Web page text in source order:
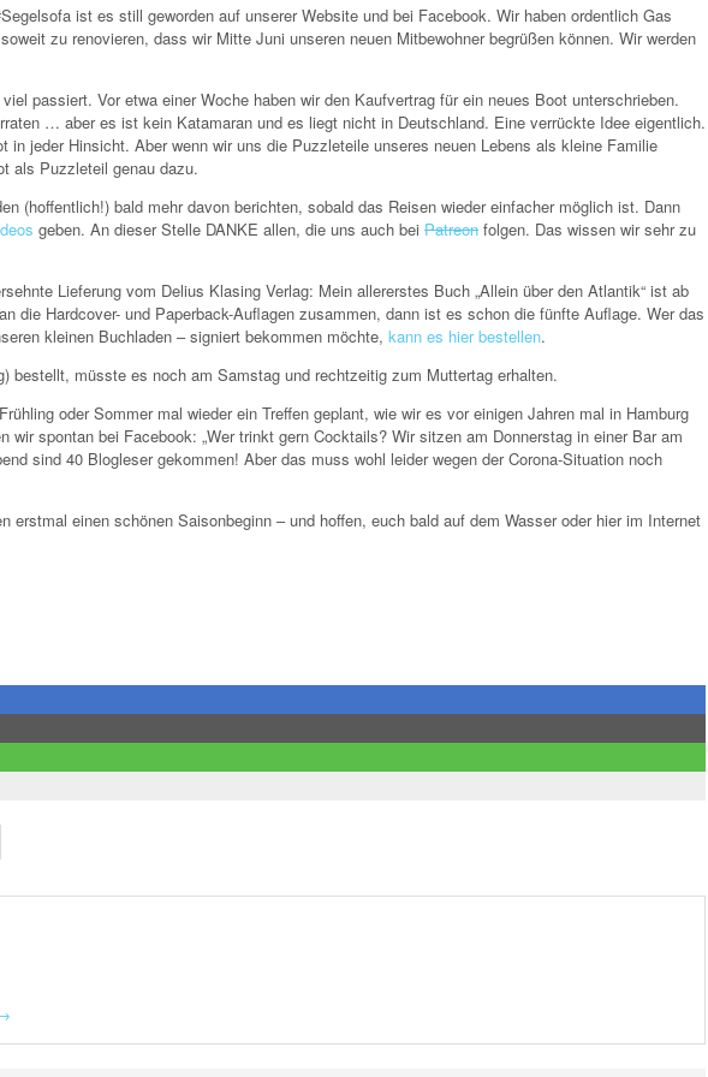
ist es still geworden auf unserer Website und bei Facebook. Wir haben ordentlich Gas
zu renovieren, dass wir Mitte Juni unseren neuen Mitbewohner begrüßen können. Wir werden
passiert. Vor etwa einer Woche haben wir den Kaufvertrag für ein neues Boot unterschrieben.
… aber es ist kein Katamaran und es liegt nicht in Deutschland. Eine verrückte Idee eigentlich.
in jeder Hinsicht. Aber wenn wir uns die Puzzleteile unseres neuen Lebens als kleine Familie
als Puzzleteil genau dazu.
(hoffentlich!) bald mehr davon berichten, sobald das Reisen wieder einfacher möglich ist. Dann
geben. An dieser Stelle DANKE allen, die uns auch bei Patreon folgen. Das wissen wir sehr zu
Lieferung vom Delius Klasing Verlag: Mein allererstes Buch „Allein über den Atlantik“ ist ab
die Hardcover- und Paperback-Auflagen zusammen, dann ist es schon die fünfte Auflage. Wer das
kleinen Buchladen – signiert bekommen möchte, kann es hier bestellen.
bestellt, müsste es noch am Samstag und rechtzeitig zum Muttertag erhalten.
oder Sommer mal wieder ein Treffen geplant, wie wir es vor einigen Jahren mal in Hamburg
wir spontan bei Facebook: „Wer trinkt gern Cocktails? Wir sitzen am Donnerstag in einer Bar am
sind 40 Blogleser gekommen! Aber das muss wohl leider wegen der Corona-Situation noch
erstmal einen schönen Saisonbeginn – und hoffen, euch bald auf dem Wasser oder hier im Internet